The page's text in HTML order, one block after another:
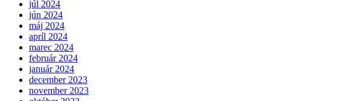
júl 2024
jún 2024
máj 2024
apríl 2024
marec 2024
február 2024
január 2024
december 2023
november 2023